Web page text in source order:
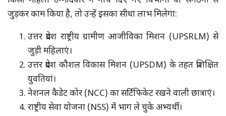
जुड़कर काम किया है, तो उन्हें इसका सीधा लाभ मिलेगा:
उत्तर प्रदेश राष्ट्रीय ग्रामीण आजीविका मिशन (UPSRLM) से
जुड़ी महिलाएं।
उत्तर प्रदेश कौशल विकास मिशन (UPSDM) के तहत प्रशिक्षित
युवतियां।
नेशनल कैडेट कोर (NCC) का सर्टिफिकेट रखने वाली छात्राएं।
राष्ट्रीय सेवा योजना (NSS) में भाग ले चुके अभ्यर्थी।